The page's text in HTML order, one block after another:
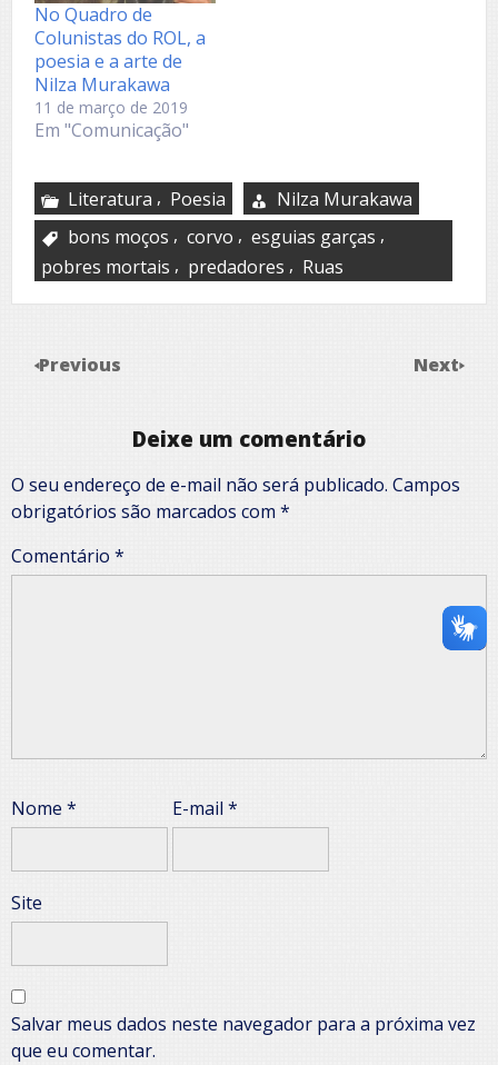
No Quadro de
Colunistas do ROL, a
poesia e a arte de
Nilza Murakawa
11 de março de 2019
Em "Comunicação"
Literatura , Poesia
Nilza Murakawa
bons moços , corvo , esguias garças ,
pobres mortais , predadores , Ruas
Previous Next
Deixe um comentário
O seu endereço de e-mail não será publicado. Campos
obrigatórios são marcados com *
Comentário *
Nome * E-mail *
Site
Salvar meus dados neste navegador para a próxima vez
que eu comentar.